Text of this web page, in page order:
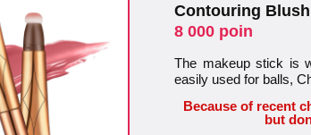
Contouring
8 000 poin
The makeup stick is
easily used for balls,
Because of recent
but